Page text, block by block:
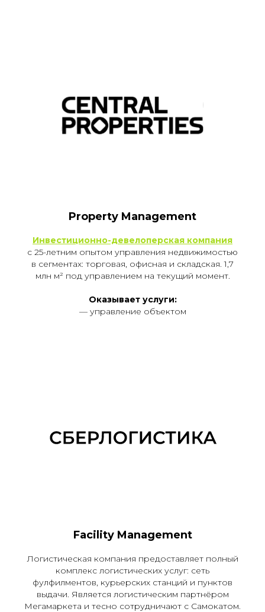
Property Management
Инвестиционно-девелоперская компания
с 25-летним опытом управления недвижимостью
в сегментах: торговая, офисная и складская. 1,7
млн м² под управлением на текущий момент.
Оказывает услуги:
— управление объектом
Facility Management
Логистическая компания предоставляет полный
комплекс логистических услуг: cеть
фулфилментов, курьерских станций и пунктов
выдачи. Является логистическим партнёром
Мегамаркета и тесно сотрудничают с Самокатом.